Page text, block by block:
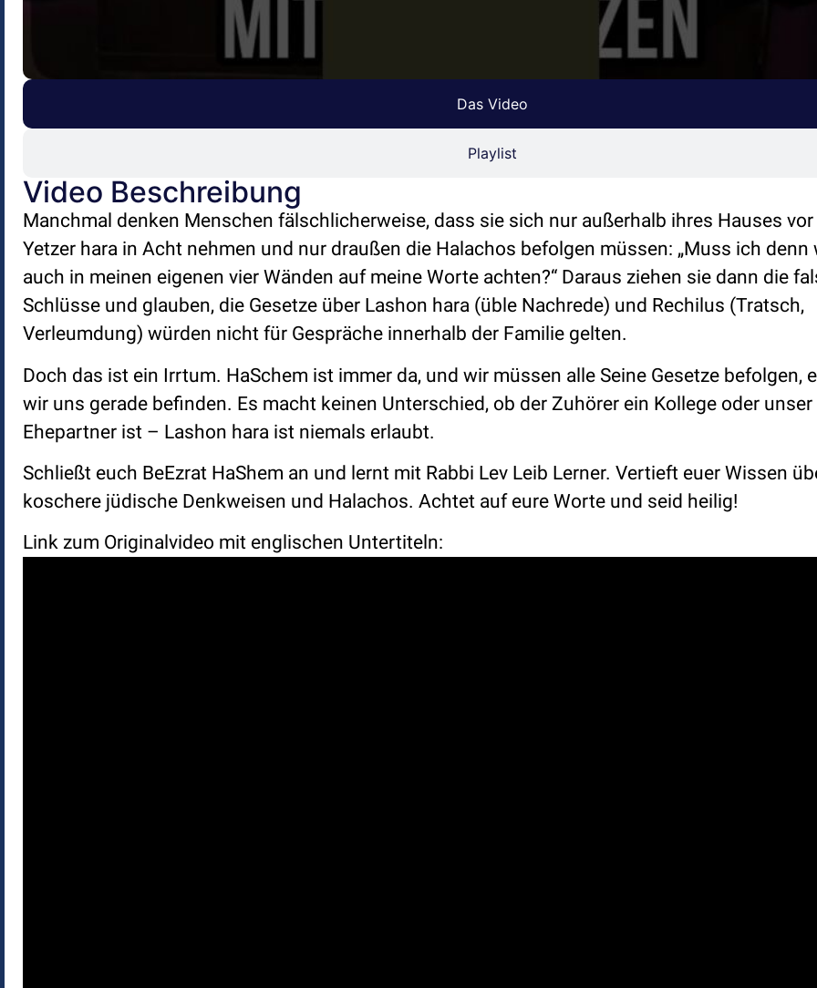
Das Video
Playlist
Video Beschreibung
Manchmal denken Menschen fälschlicherweise, dass sie sich nur außerhalb ihres Hauses
Yetzer hara in Acht nehmen und nur draußen die Halachos befolgen müssen: „Muss ich denn
auch in meinen eigenen vier Wänden auf meine Worte achten?“ Daraus ziehen sie dann die
Schlüsse und glauben, die Gesetze über Lashon hara (üble Nachrede) und Rechilus (Tratsch,
Verleumdung) würden nicht für Gespräche innerhalb der Familie gelten.
Doch das ist ein Irrtum. HaSchem ist immer da, und wir müssen alle Seine Gesetze befolgen,
wir uns gerade befinden. Es macht keinen Unterschied, ob der Zuhörer ein Kollege oder unser
Ehepartner ist – Lashon hara ist niemals erlaubt.
Schließt euch BeEzrat HaShem an und lernt mit Rabbi Lev Leib Lerner. Vertieft euer Wissen
koschere jüdische Denkweisen und Halachos. Achtet auf eure Worte und seid heilig!
Link zum Originalvideo mit englischen Untertiteln: